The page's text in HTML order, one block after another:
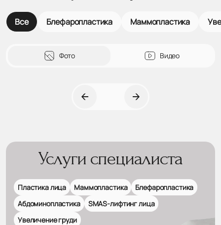
Все Блефаропластика Маммопластика
Фото Видео
Услуги специалиста
Пластика лица Маммопластика
Блефаропластика
Абдоминопластика
SMAS-лифтинг лица
Увеличение груди